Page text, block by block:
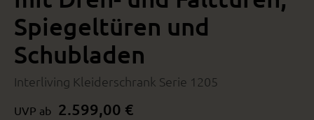
Spiegeltüren und
Schubladen
Interliving Kleiderschrank Serie 1205
UVP ab 2.599,00 €